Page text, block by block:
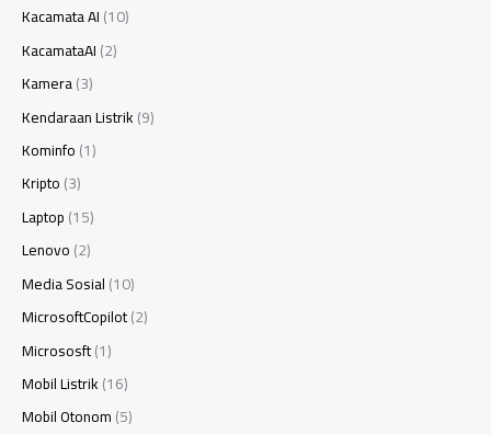
Kacamata AI(10)
KacamataAI(2)
Kamera(3)
Kendaraan Listrik(9)
Kominfo(1)
Kripto(3)
Laptop(15)
Lenovo(2)
Media Sosial(10)
MicrosoftCopilot(2)
Micrososft(1)
Mobil Listrik(16)
Mobil Otonom(5)